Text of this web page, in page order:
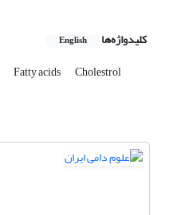
کلیدواژه‌ها English
Fatty acids Cholestrol